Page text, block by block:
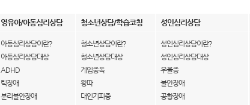
영유아/아동심리상담 청소년상담/학습코칭 성인심리상담
아동심리상담이란?
아동심리상담대상
ADHD
틱장애
분리불안장애
청소년상담이란?
청소년상담대상
게임중독
왕따
대인기피증
성인심리상담이란?
성인심리상담대상
우울증
불안장애
공황장애